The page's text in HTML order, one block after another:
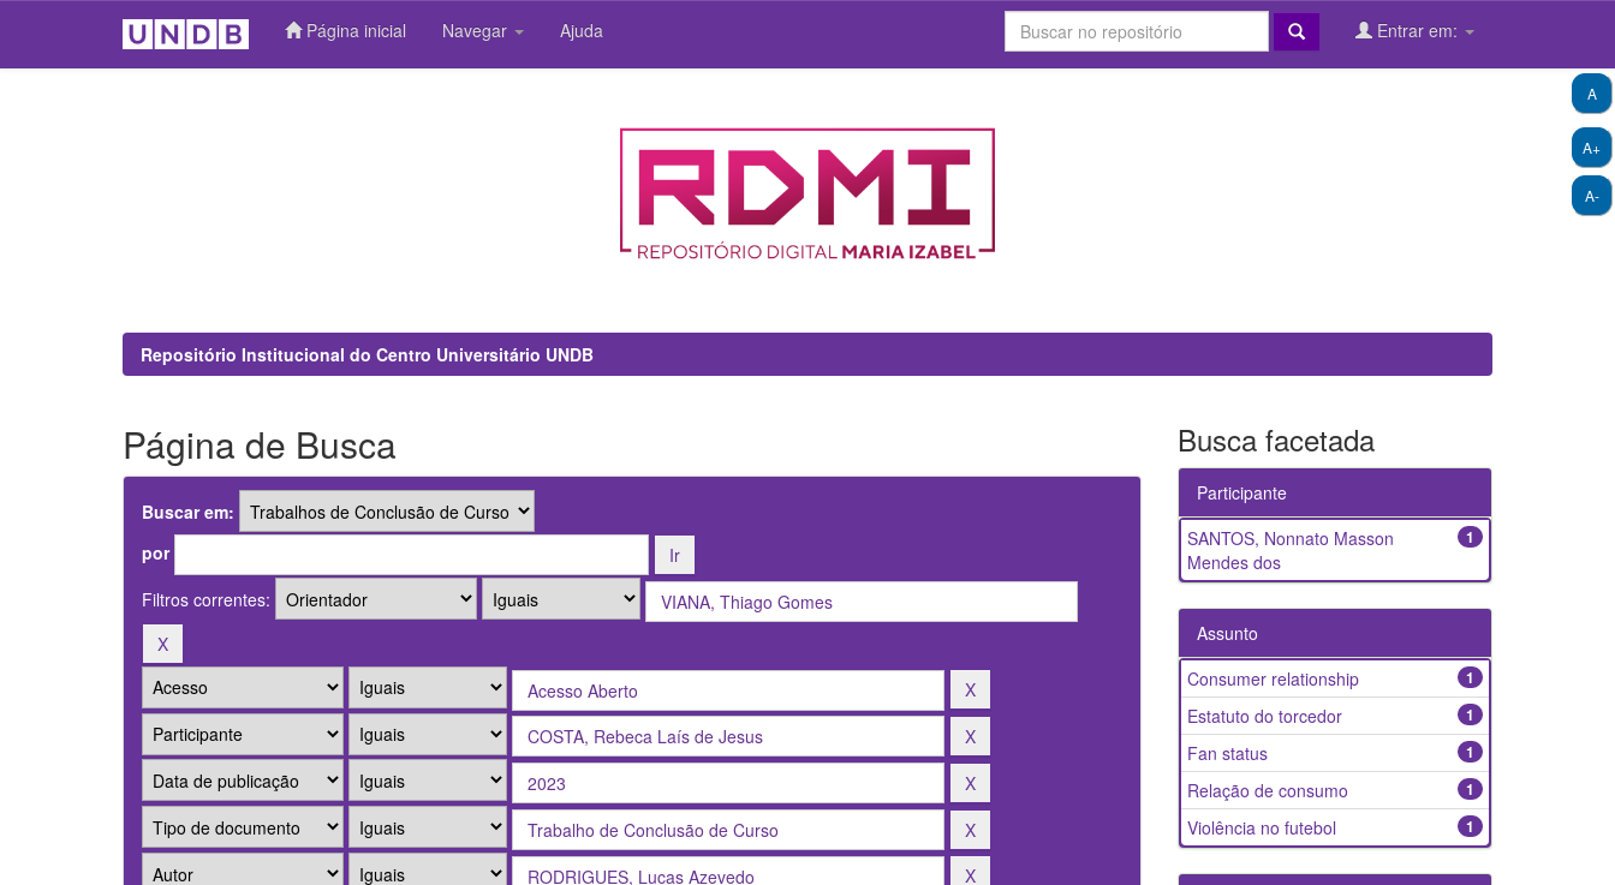
Página inicial Navegar Ajuda Entrar em:
A+
A-
A
Repositório Institucional do Centro Universitário UNDB
Página de Busca
Buscar em:
por
Filtros correntes:
Busca facetada
Participante
1
SANTOS, Nonnato Masson
Mendes dos
Assunto
1
Consumer relationship
1
Estatuto do torcedor
1
Fan status
1
Relação de consumo
1
Violência no futebol